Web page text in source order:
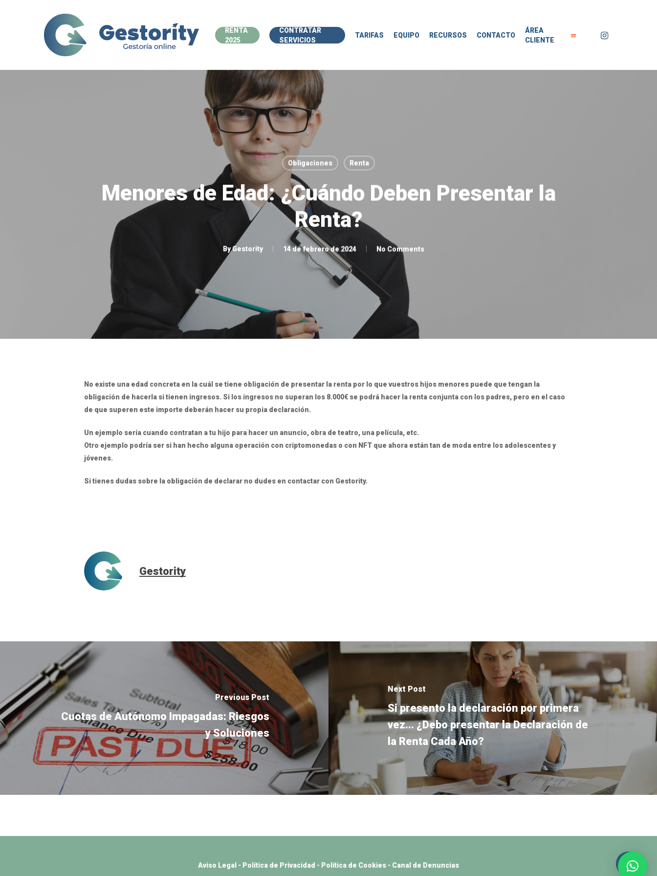
RENTA
2025
CONTRATAR
SERVICIOS
TARIFAS EQUIPO RECURSOS CONTACTO
ÁREA
CLIENTE
instagram
Obligaciones Renta
Menores de Edad: ¿Cuándo Deben Presentar la
Renta?
ByGestority 14 de febrero de 2024 No Comments
No existe una edad concreta en la cuál se tiene obligación de presentar la renta por lo que vuestros hijos menores puede que tengan la
obligación de hacerla si tienen ingresos. Si los ingresos no superan los 8.000€ se podrá hacer la renta conjunta con los padres, pero en el caso
de que superen este importe deberán hacer su propia declaración.
Un ejemplo sería cuando contratan a tu hijo para hacer un anuncio, obra de teatro, una película, etc.
Otro ejemplo podría ser si han hecho alguna operación con criptomonedas o con NFT que ahora están tan de moda entre los adolescentes y
jóvenes.
Si tienes dudas sobre la obligación de declarar no dudes en contactar con Gestority.
Gestority
Previous Post
Cuotas de Autónomo Impagadas: Riesgos
y Soluciones
Next Post
Si presento la declaración por primera
vez... ¿Debo presentar la Declaración de
la Renta Cada Año?
Aviso Legal - Política de Privacidad - Política de Cookies- Canal de Denuncias